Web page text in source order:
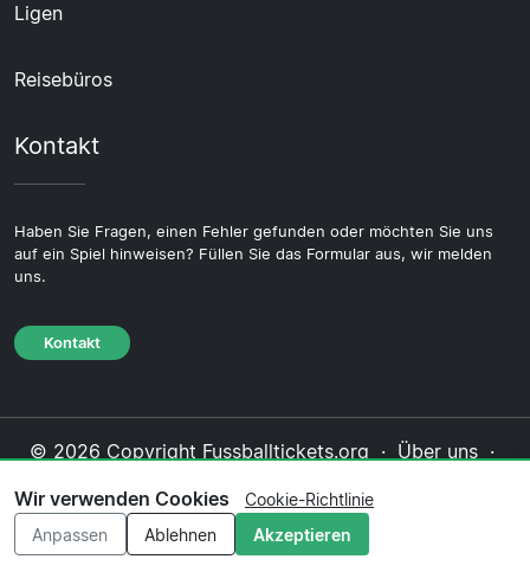
Ligen
Reisebüros
Kontakt
Haben Sie Fragen, einen Fehler gefunden oder möchten Sie uns
auf ein Spiel hinweisen? Füllen Sie das Formular aus, wir melden
uns.
Kontakt
© 2026 Copyright Fussballtickets.org · Über uns ·
Cookie-Richtlinie·Redaktionelle Richtlinie
Wir verwenden Cookies
Cookie-Richtlinie
Anpassen
Ablehnen Akzeptieren